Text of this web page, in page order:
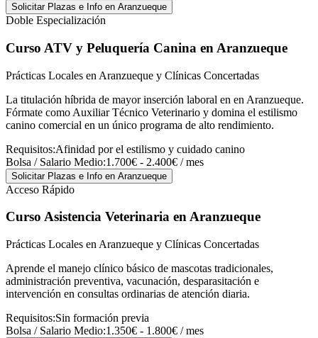
Solicitar Plazas e Info en Aranzueque
Doble Especialización
Curso ATV y Peluquería Canina en Aranzueque
Prácticas Locales en Aranzueque y Clínicas Concertadas
La titulación híbrida de mayor inserción laboral en en Aranzueque.
Fórmate como Auxiliar Técnico Veterinario y domina el estilismo
canino comercial en un único programa de alto rendimiento.
Requisitos:Afinidad por el estilismo y cuidado canino
Bolsa / Salario Medio:1.700€ - 2.400€ / mes
Solicitar Plazas e Info en Aranzueque
Acceso Rápido
Curso Asistencia Veterinaria en Aranzueque
Prácticas Locales en Aranzueque y Clínicas Concertadas
Aprende el manejo clínico básico de mascotas tradicionales,
administración preventiva, vacunación, desparasitación e
intervención en consultas ordinarias de atención diaria.
Requisitos:Sin formación previa
Bolsa / Salario Medio:1.350€ - 1.800€ / mes